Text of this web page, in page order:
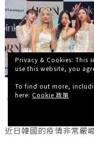
WISHNOTE 4 年 AGO
近日韓國的疫情非常嚴
Privacy & Cookies: This
use this website, you
To find out more,
here: Cookie 政策